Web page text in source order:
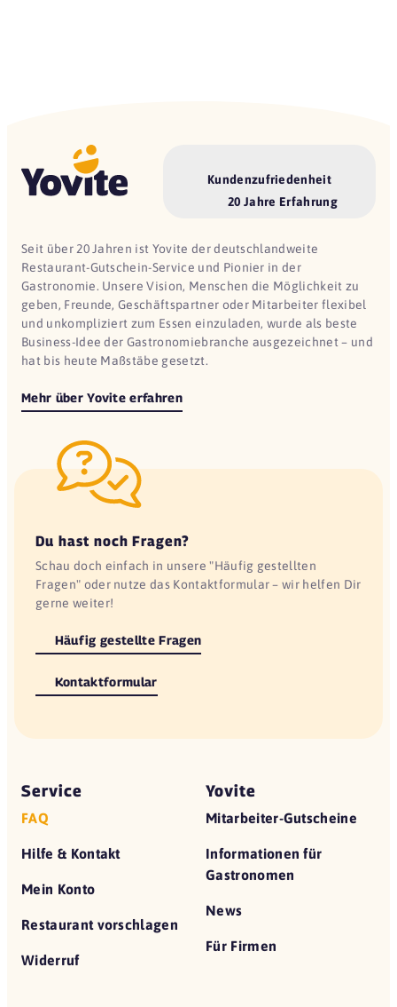
Kundenzufriedenheit
20 Jahre Erfahrung
Seit über 20 Jahren ist Yovite der deutschlandweite
Restaurant-Gutschein-Service und Pionier in der
Gastronomie. Unsere Vision, Menschen die Möglichkeit zu
geben, Freunde, Geschäftspartner oder Mitarbeiter flexibel
und unkompliziert zum Essen einzuladen, wurde als beste
Business-Idee der Gastronomiebranche ausgezeichnet – und
hat bis heute Maßstäbe gesetzt.
Mehr über Yovite erfahren
Du hast noch Fragen?
Schau doch einfach in unsere "Häufig gestellten
Fragen" oder nutze das Kontaktformular – wir helfen Dir
gerne weiter!
Häufig gestellte Fragen
Kontaktformular
Service
FAQ
Hilfe & Kontakt
Mein Konto
Restaurant vorschlagen
Widerruf
Yovite
Mitarbeiter-Gutscheine
Informationen für
Gastronomen
News
Für Firmen